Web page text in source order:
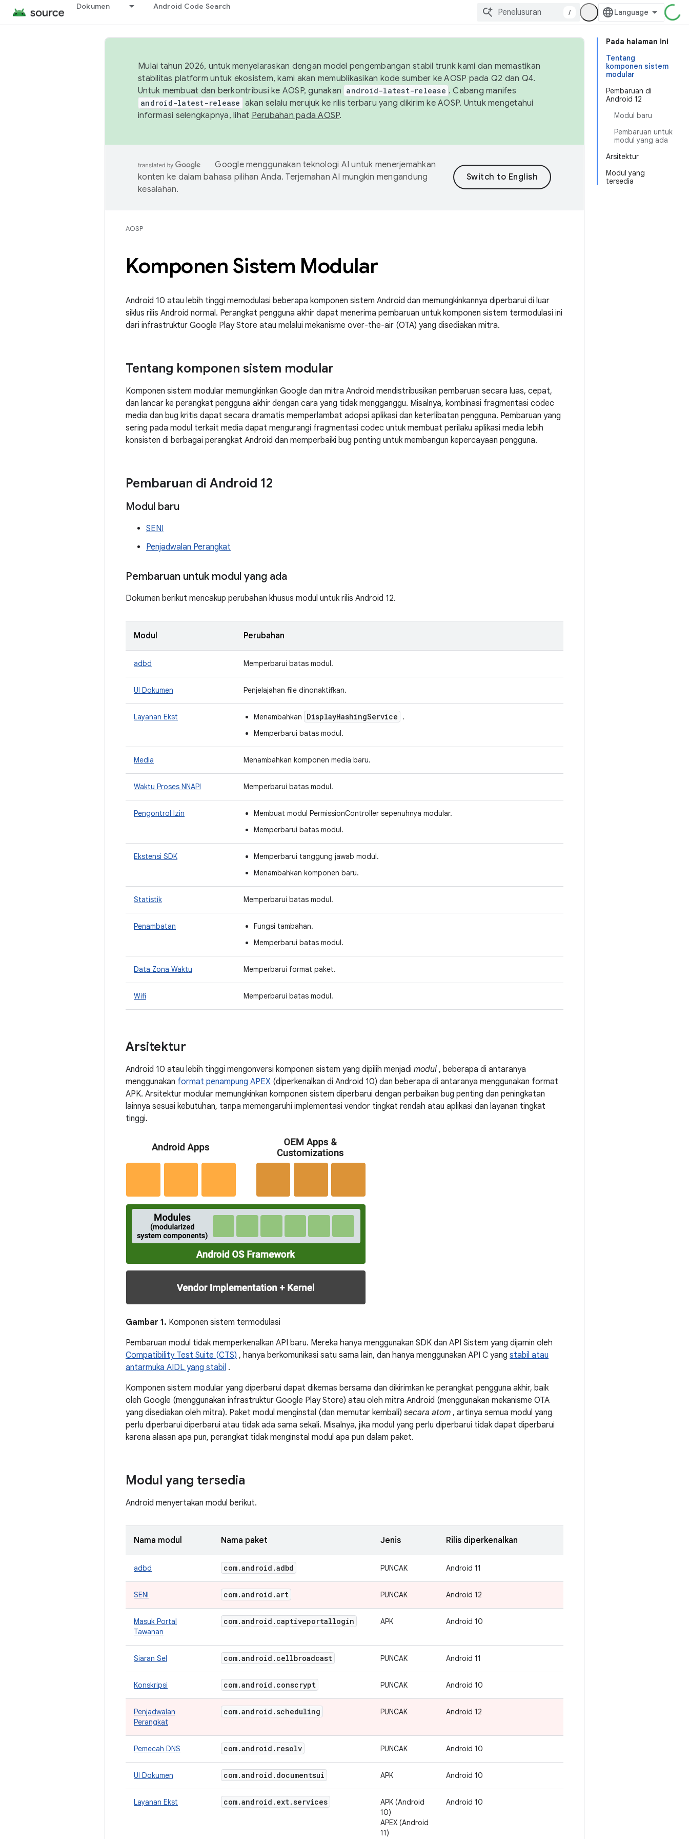
Dokumen Android Code Search
/
Pada halaman ini
Tentang
komponen sistem
modular
Pembaruan di
Android 12
Modul baru
Pembaruan untuk
modul yang ada
Arsitektur
Modul yang
tersedia
Mulai tahun 2026, untuk menyelaraskan dengan model pengembangan stabil trunk kami dan memastikan
stabilitas platform untuk ekosistem, kami akan memublikasikan kode sumber ke AOSP pada Q2 dan Q4.
Untuk membuat dan berkontribusi ke AOSP, gunakan android-latest-release . Cabang manifes
android-latest-release akan selalu merujuk ke rilis terbaru yang dikirim ke AOSP. Untuk mengetahui
informasi selengkapnya, lihat Perubahan pada AOSP.
Google menggunakan teknologi AI untuk menerjemahkan
konten ke dalam bahasa pilihan Anda. Terjemahan AI mungkin mengandung
kesalahan.
AOSP
Komponen Sistem Modular
Android 10 atau lebih tinggi memodulasi beberapa komponen sistem Android dan memungkinkannya diperbarui di luar
siklus rilis Android normal. Perangkat pengguna akhir dapat menerima pembaruan untuk komponen sistem termodulasi ini
dari infrastruktur Google Play Store atau melalui mekanisme over-the-air (OTA) yang disediakan mitra.
Tentang komponen sistem modular
Komponen sistem modular memungkinkan Google dan mitra Android mendistribusikan pembaruan secara luas, cepat,
dan lancar ke perangkat pengguna akhir dengan cara yang tidak mengganggu. Misalnya, kombinasi fragmentasi codec
media dan bug kritis dapat secara dramatis memperlambat adopsi aplikasi dan keterlibatan pengguna. Pembaruan yang
sering pada modul terkait media dapat mengurangi fragmentasi codec untuk membuat perilaku aplikasi media lebih
konsisten di berbagai perangkat Android dan memperbaiki bug penting untuk membangun kepercayaan pengguna.
Pembaruan di Android 12
Modul baru
SENI
Penjadwalan Perangkat
Pembaruan untuk modul yang ada
Dokumen berikut mencakup perubahan khusus modul untuk rilis Android 12.
Modul Perubahan
adbd Memperbarui batas modul.
UI Dokumen Penjelajahan file dinonaktifkan.
Layanan Ekst Menambahkan DisplayHashingService
.
Memperbarui batas modul.
Media Menambahkan komponen media baru.
Waktu Proses NNAPI Memperbarui batas modul.
Pengontrol Izin
Membuat modul PermissionController sepenuhnya modular.
Memperbarui batas modul.
Ekstensi SDK
Memperbarui tanggung jawab modul.
Menambahkan komponen baru.
Statistik Memperbarui batas modul.
Penambatan
Fungsi tambahan.
Memperbarui batas modul.
Data Zona Waktu Memperbarui format paket.
Wifi Memperbarui batas modul.
Arsitektur
Android 10 atau lebih tinggi mengonversi komponen sistem yang dipilih menjadi modul , beberapa di antaranya
menggunakan format penampung APEX (diperkenalkan di Android 10) dan beberapa di antaranya menggunakan format
APK. Arsitektur modular memungkinkan komponen sistem diperbarui dengan perbaikan bug penting dan peningkatan
lainnya sesuai kebutuhan, tanpa memengaruhi implementasi vendor tingkat rendah atau aplikasi dan layanan tingkat
tinggi.
Gambar 1. Komponen sistem termodulasi
Pembaruan modul tidak memperkenalkan API baru. Mereka hanya menggunakan SDK dan API Sistem yang dijamin oleh
Compatibility Test Suite (CTS) , hanya berkomunikasi satu sama lain, dan hanya menggunakan API C yang stabil atau
antarmuka AIDL yang stabil .
Komponen sistem modular yang diperbarui dapat dikemas bersama dan dikirimkan ke perangkat pengguna akhir, baik
oleh Google (menggunakan infrastruktur Google Play Store) atau oleh mitra Android (menggunakan mekanisme OTA
yang disediakan oleh mitra). Paket modul menginstal (dan memutar kembali) secara atom , artinya semua modul yang
perlu diperbarui diperbarui atau tidak ada sama sekali. Misalnya, jika modul yang perlu diperbarui tidak dapat diperbarui
karena alasan apa pun, perangkat tidak menginstal modul apa pun dalam paket.
Modul yang tersedia
Android menyertakan modul berikut.
Nama modul Nama paket Jenis Rilis diperkenalkan
adbd com.android .adbd PUNCAK Android 11
SENI com.android .art PUNCAK Android 12
Masuk Portal
Tawanan
com.android . captiveportallogin APK Android 10
Siaran Sel com.android . cellbroadcast PUNCAK Android 11
Konskripsi com.android . conscrypt PUNCAK Android 10
Penjadwalan
Perangkat
com.android .scheduling PUNCAK Android 12
Pemecah DNS com.android . resolv PUNCAK Android 10
UI Dokumen com.android . documentsui APK Android 10
Layanan Ekst com.android . ext.services
APK (Android
10)
APEX (Android
11)
Android 10